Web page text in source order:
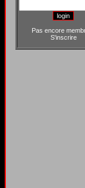
Pas encore
S'inscrire